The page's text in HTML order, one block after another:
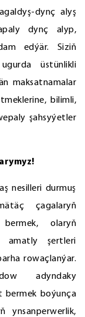
dynç alyş
dynç alyp,
edýär. Siziň
üstünlikli
maksatnamalar
bilimli,
şahsyýetler
nesilleri durmuş
çagalaryň
olaryň
amatly şertleri
rowaçlanýar.
adyndaky
bermek boýunça
ynsanperwerlik,